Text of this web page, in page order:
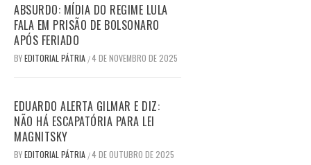
ABSURDO: MÍDIA DO REGIME LULA
FALA EM PRISÃO DE BOLSONARO
APÓS FERIADO
BYEDITORIAL PÁTRIA /4 DE NOVEMBRO DE 2025
EDUARDO ALERTA GILMAR E DIZ:
NÃO HÁ ESCAPATÓRIA PARA LEI
MAGNITSKY
BYEDITORIAL PÁTRIA /4 DE OUTUBRO DE 2025